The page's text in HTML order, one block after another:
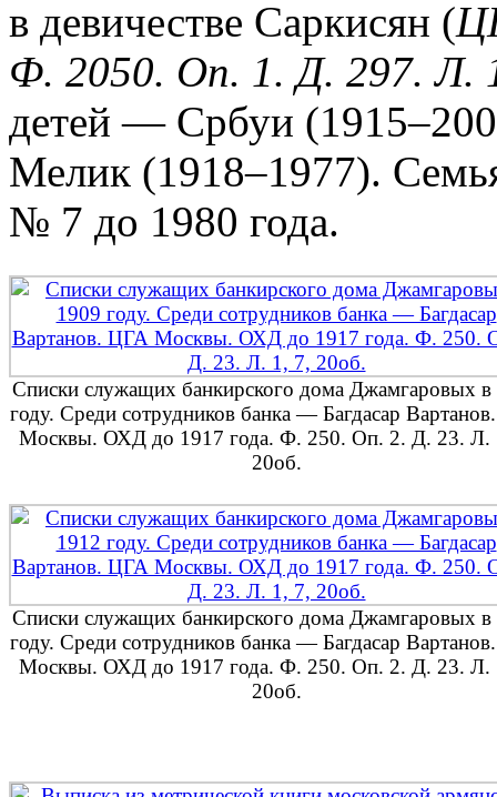
в девичестве Саркисян (
Ф. 2050. Оп. 1. Д. 297. Л.
детей — Србуи
Мелик (1918–1977).
№ 7 до 1980 года.
Списки служащих банкирского дома Джамгаровых в
году. Среди сотрудников банка — Багдасар
Москвы. ОХД до 1917 года. Ф. 250. Оп. 2. Д. 23. Л.
20об.
Списки служащих банкирского дома Джамгаровых в
году. Среди сотрудников банка — Багдасар
Москвы. ОХД до 1917 года. Ф. 250. Оп. 2. Д. 23. Л.
20об.